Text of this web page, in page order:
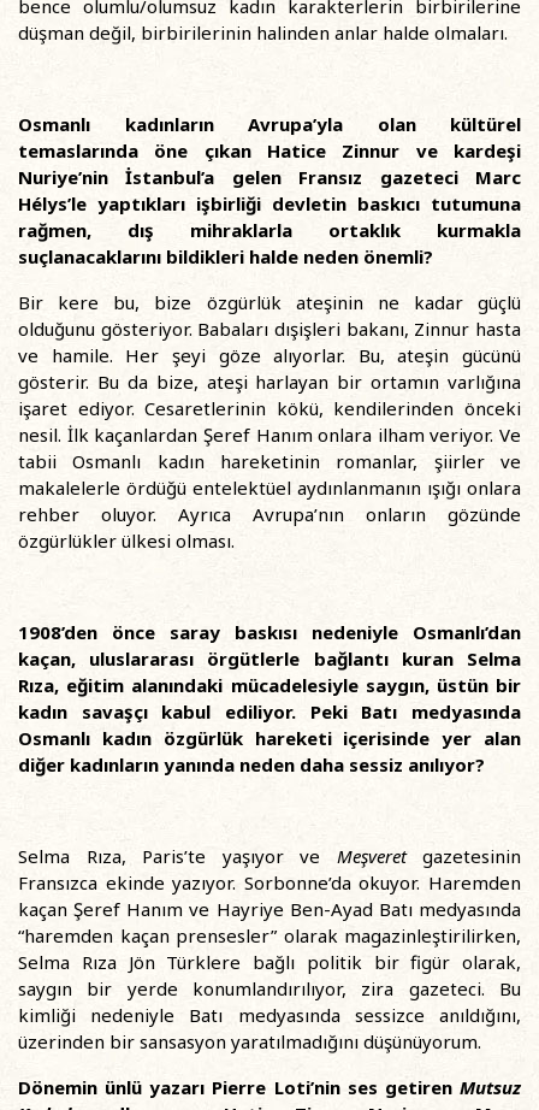
bence olumlu/olumsuz kadın karakterlerin birbirilerine
düşman değil, birbirilerinin halinden anlar halde olmaları.
Osmanlı kadınların Avrupa’yla olan kültürel
temaslarında öne çıkan Hatice Zinnur ve kardeşi
Nuriye’nin İstanbul’a gelen Fransız gazeteci Marc
Hélys’le yaptıkları işbirliği devletin baskıcı tutumuna
rağmen, dış mihraklarla ortaklık kurmakla
suçlanacaklarını bildikleri halde neden önemli?
Bir kere bu, bize özgürlük ateşinin ne kadar güçlü
olduğunu gösteriyor. Babaları dışişleri bakanı, Zinnur hasta
ve hamile. Her şeyi göze alıyorlar. Bu, ateşin gücünü
gösterir. Bu da bize, ateşi harlayan bir ortamın varlığına
işaret ediyor. Cesaretlerinin kökü, kendilerinden önceki
nesil. İlk kaçanlardan Şeref Hanım onlara ilham veriyor. Ve
tabii Osmanlı kadın hareketinin romanlar, şiirler ve
makalelerle ördüğü entelektüel aydınlanmanın ışığı onlara
rehber oluyor. Ayrıca Avrupa’nın onların gözünde
özgürlükler ülkesi olması.
1908’den önce saray baskısı nedeniyle Osmanlı’dan
kaçan, uluslararası örgütlerle bağlantı kuran Selma
Rıza, eğitim alanındaki mücadelesiyle saygın, üstün bir
kadın savaşçı kabul ediliyor. Peki Batı medyasında
Osmanlı kadın özgürlük hareketi içerisinde yer alan
diğer kadınların yanında neden daha sessiz anılıyor?
Selma Rıza, Paris’te yaşıyor ve Meşveretgazetesinin
Fransızca ekinde yazıyor. Sorbonne’da okuyor. Haremden
kaçan Şeref Hanım ve Hayriye Ben-Ayad Batı medyasında
“haremden kaçan prensesler” olarak magazinleştirilirken,
Selma Rıza Jön Türklere bağlı politik bir figür olarak,
saygın bir yerde konumlandırılıyor, zira gazeteci. Bu
kimliği nedeniyle Batı medyasında sessizce anıldığını,
üzerinden bir sansasyon yaratılmadığını düşünüyorum.
Dönemin ünlü yazarı Pierre Loti’nin ses getiren Mutsuz